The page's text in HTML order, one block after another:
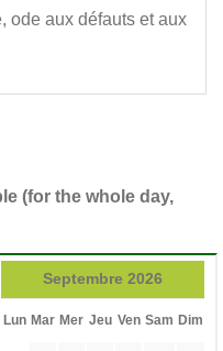
ode aux défauts et aux
(for the whole day,
Septembre 2026
Lun Mar Mer Jeu Ven Sam Dim